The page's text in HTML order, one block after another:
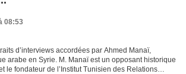
08:53
d’interviews accordées par Ahmed Manaï,
arabe en Syrie. M. Manaï est un opposant historique
le fondateur de l’Institut Tunisien des Relations